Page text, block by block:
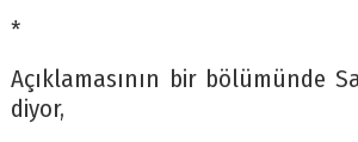
*
Açıklamasının bir bölümünde
diyor,